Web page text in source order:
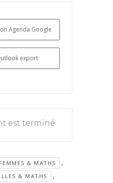
Agenda Google
export
est terminé.
FEMMES & MATHS ,
& MATHS ,